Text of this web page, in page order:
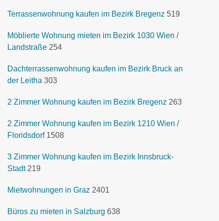
Terrassenwohnung kaufen im Bezirk Bregenz 519
Möblierte Wohnung mieten im Bezirk 1030 Wien /
Landstraße 254
Dachterrassenwohnung kaufen im Bezirk Bruck an
der Leitha 303
2 Zimmer Wohnung kaufen im Bezirk Bregenz 263
2 Zimmer Wohnung kaufen im Bezirk 1210 Wien /
Floridsdorf 1508
3 Zimmer Wohnung kaufen im Bezirk Innsbruck-
Stadt 219
Mietwohnungen in Graz 2401
Büros zu mieten in Salzburg 638